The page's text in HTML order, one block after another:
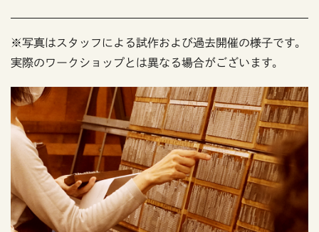
※写真はスタッフによる試作および過去開催の様子です。
実際のワークショップとは異なる場合がございます。